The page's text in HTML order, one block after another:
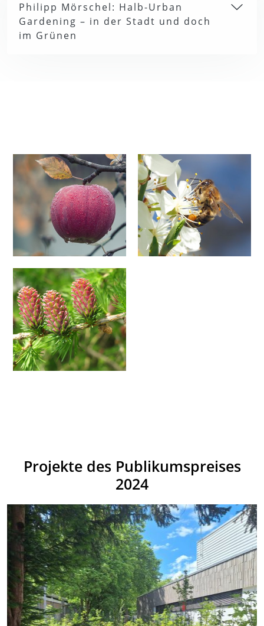
Philipp Mörschel: Halb-Urban
Gardening – in der Stadt und doch
im Grünen
Projekte des Publikumspreises
2024